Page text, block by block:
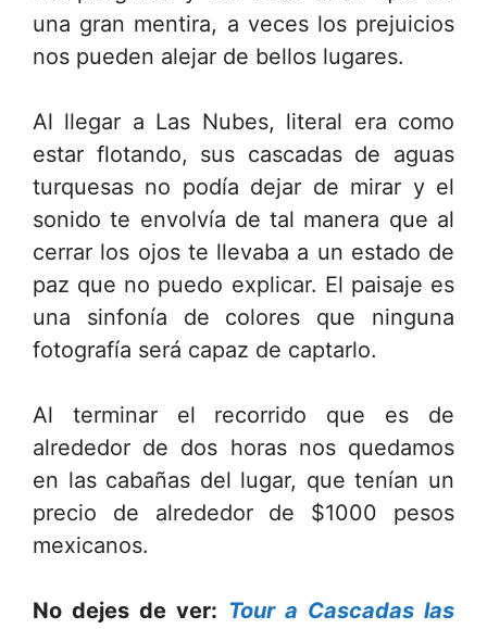
una gran mentira, a veces los prejuicios
nos pueden alejar de bellos lugares.
Al llegar a Las Nubes, literal era como
estar flotando, sus cascadas de aguas
turquesas no podía dejar de mirar y el
sonido te envolvía de tal manera que al
cerrar los ojos te llevaba a un estado de
paz que no puedo explicar. El paisaje es
una sinfonía de colores que ninguna
fotografía será capaz de captarlo.
Al terminar el recorrido que es de
alrededor de dos horas nos quedamos
en las cabañas del lugar, que tenían un
precio de alrededor de $1000 pesos
mexicanos.
No dejes de ver: Tour a Cascadas las